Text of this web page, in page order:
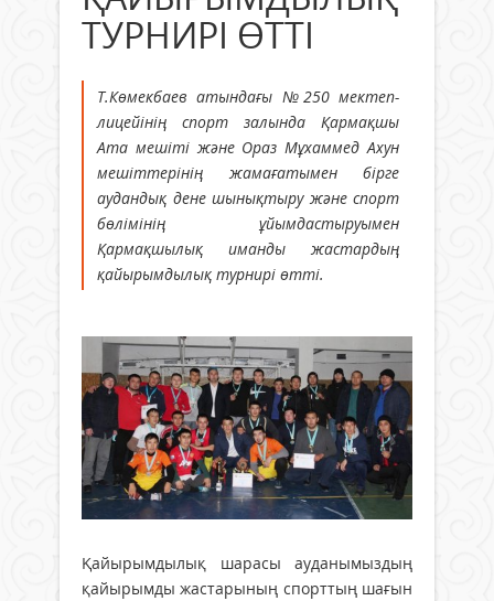
ТУРНИРІ ӨТТІ
Т.Көмекбаев атындағы №250 мектеп-
лицейінің спорт залында Қармақшы
Ата мешіті және Ораз Мұхаммед Ахун
мешіттерінің жамағатымен бірге
аудандық дене шынықтыру және спорт
бөлімінің ұйымдастыруымен
Қармақшылық иманды жастардың
қайырымдылық турнирі өтті.
Қайырымдылық шарасы ауданымыздың
қайырымды жастарының спорттың шағын